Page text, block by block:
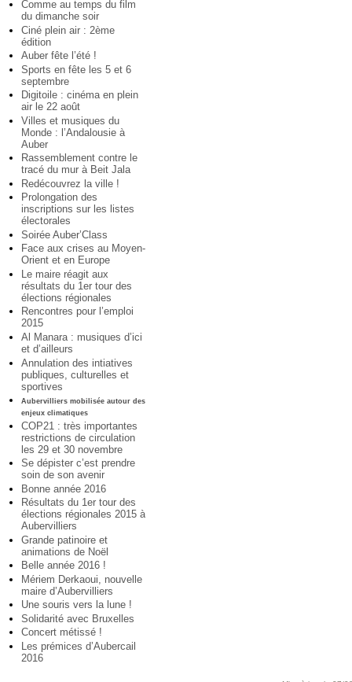
Comme au temps du film
du dimanche soir
Ciné plein air : 2ème
édition
Auber fête l’été !
Sports en fête les 5 et 6
septembre
Digitoile : cinéma en plein
air le 22 août
Villes et musiques du
Monde : l’Andalousie à
Auber
Rassemblement contre le
tracé du mur à Beit Jala
Redécouvrez la ville !
Prolongation des
inscriptions sur les listes
électorales
Soirée Auber’Class
Face aux crises au Moyen-
Orient et en Europe
Le maire réagit aux
résultats du 1er tour des
élections régionales
Rencontres pour l’emploi
2015
Al Manara : musiques d’ici
et d’ailleurs
Annulation des intiatives
publiques, culturelles et
sportives
Aubervilliers mobilisée autour des
enjeux climatiques
COP21 : très importantes
restrictions de circulation
les 29 et 30 novembre
Se dépister c’est prendre
soin de son avenir
Bonne année 2016
Résultats du 1er tour des
élections régionales 2015 à
Aubervilliers
Grande patinoire et
animations de Noël
Belle année 2016 !
Mériem Derkaoui, nouvelle
maire d’Aubervilliers
Une souris vers la lune !
Solidarité avec Bruxelles
Concert métissé !
Les prémices d’Aubercail
2016